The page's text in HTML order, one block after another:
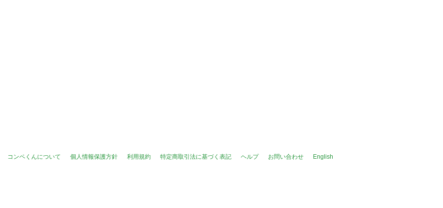
コンペくんについて 個人情報保護方針 利用規約 特定商取引法に基づく表記 ヘルプ お問い合わせ English